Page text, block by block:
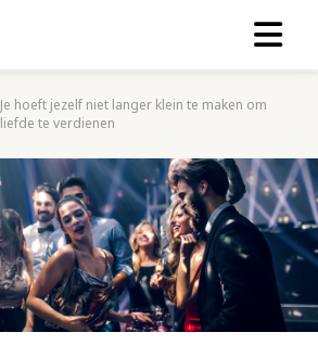
Je hoeft jezelf niet langer klein te maken om
liefde te verdienen